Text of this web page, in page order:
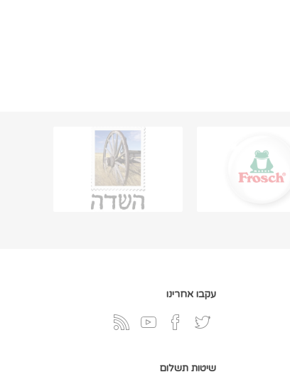
עקבו אחרינו
שיטות תשלום